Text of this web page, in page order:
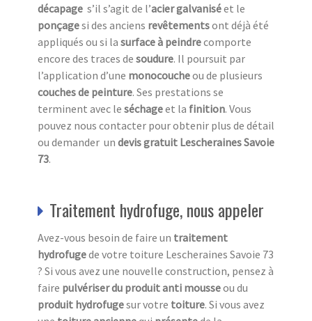
décapage s’il s’agit de l’acier galvaniséet le
ponçagesi des anciens revêtementsont déjà été
appliqués ou si la surface à peindrecomporte
encore des traces de soudure. Il poursuit par
l’application d’une monocoucheou de plusieurs
couches de peinture. Ses prestations se
terminent avec le séchageet la finition. Vous
pouvez nous contacter pour obtenir plus de détail
ou demander un devis gratuit Lescheraines Savoie
73.
Traitement hydrofuge, nous appeler
Avez-vous besoin de faire un traitement
hydrofugede votre toiture Lescheraines Savoie 73
? Si vous avez une nouvelle construction, pensez à
faire pulvériser du produit anti mousseou du
produit hydrofugesur votre toiture. Si vous avez